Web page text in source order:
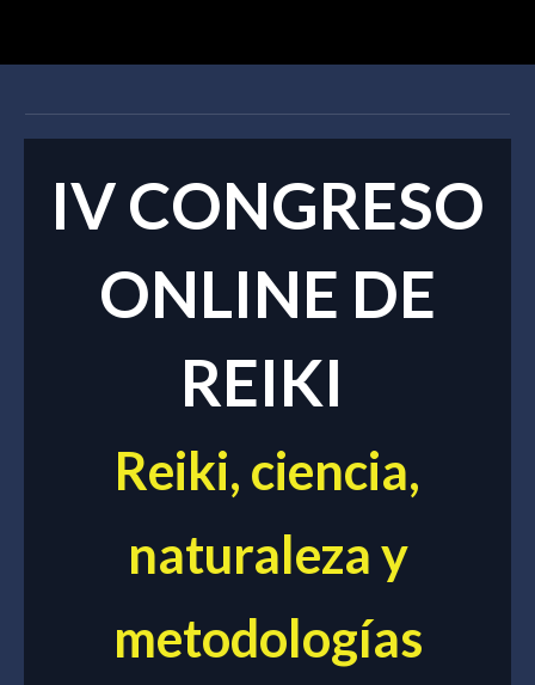
IV CONGRESO
ONLINE DE
REIKI
Reiki, ciencia,
naturaleza y
metodologías